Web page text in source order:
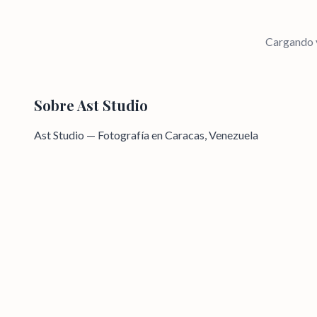
Cargando
SobreAst Studio
Ast Studio — Fotografía en Caracas, Venezuela